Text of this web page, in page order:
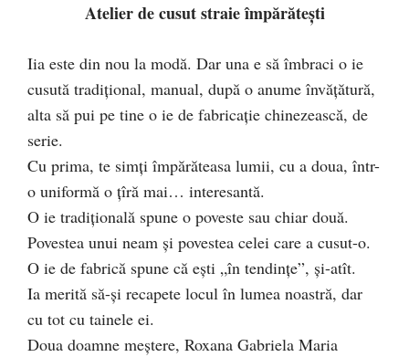
Atelier de cusut straie împărăteşti
Iia este din nou la modă. Dar una e să îmbraci o ie
cusută tradiţional, manual, după o anume învăţătură,
alta să pui pe tine o ie de fabricaţie chinezească, de
serie.
Cu prima, te simţi împărăteasa lumii, cu a doua, într-
o uniformă o ţîră mai… interesantă.
O ie tradiţională spune o poveste sau chiar două.
Povestea unui neam şi povestea celei care a cusut-o.
O ie de fabrică spune că eşti „în tendinţe”, şi-atît.
Ia merită să-şi recapete locul în lumea noastră, dar
cu tot cu tainele ei.
Doua doamne meştere, Roxana Gabriela Maria